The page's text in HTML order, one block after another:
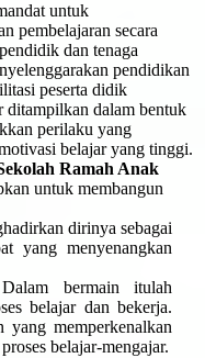
untuk
pembelajaran secara
dan tenaga
pendidikan
peserta didik
ditampilkan dalam bentuk
perilaku yang
belajar yang tinggi.
Ramah Anak
untuk membangun
dirinya sebagai
yang menyenangkan
bermain itulah
belajar dan bekerja.
yang memperkenalkan
belajar-mengajar.